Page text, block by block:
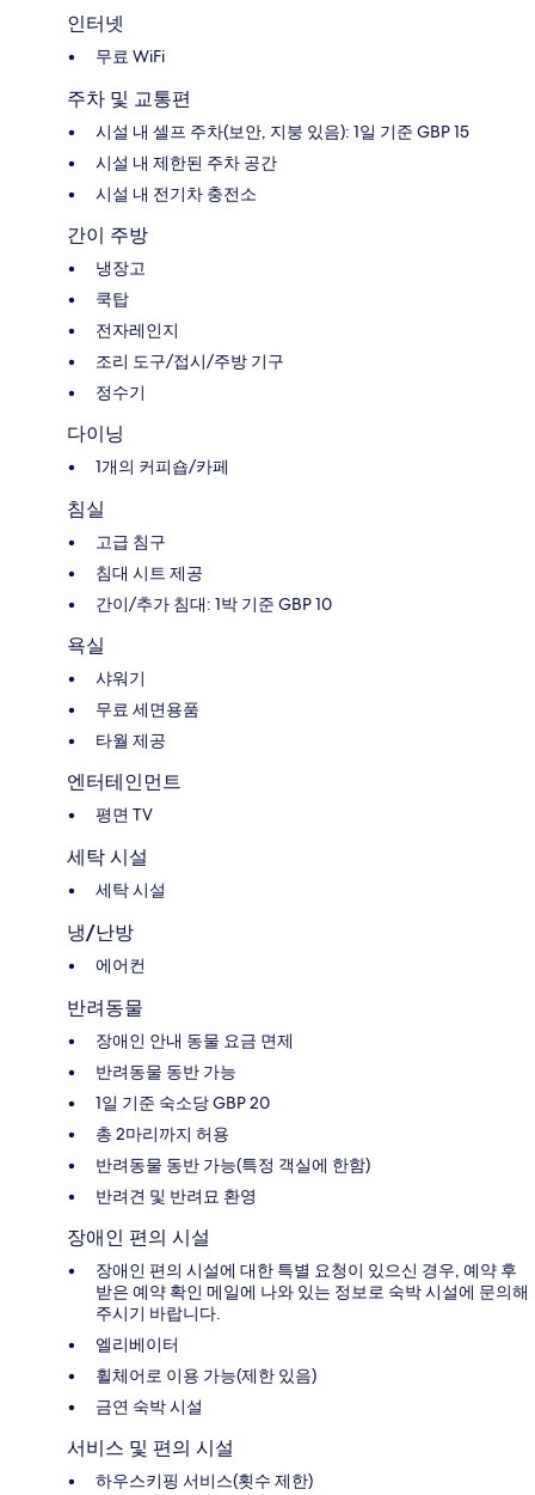
인터넷
무료 WiFi
주차 및 교통편
시설 내 셀프 주차(보안, 지붕 있음): 1일 기준 GBP 15
시설 내 제한된 주차 공간
시설 내 전기차 충전소
간이 주방
냉장고
쿡탑
전자레인지
조리 도구/접시/주방 기구
정수기
다이닝
1개의 커피숍/카페
침실
고급 침구
침대 시트 제공
간이/추가 침대: 1박 기준 GBP 10
욕실
샤워기
무료 세면용품
타월 제공
엔터테인먼트
평면 TV
세탁 시설
세탁 시설
냉/난방
에어컨
반려동물
장애인 안내 동물 요금 면제
반려동물 동반 가능
1일 기준 숙소당 GBP 20
총 2마리까지 허용
반려동물 동반 가능(특정 객실에 한함)
반려견 및 반려묘 환영
장애인 편의 시설
장애인 편의 시설에 대한 특별 요청이 있으신 경우, 예약 후
받은 예약 확인 메일에 나와 있는 정보로 숙박 시설에 문의해
주시기 바랍니다.
엘리베이터
휠체어로 이용 가능(제한 있음)
금연 숙박 시설
서비스 및 편의 시설
하우스키핑 서비스(횟수 제한)